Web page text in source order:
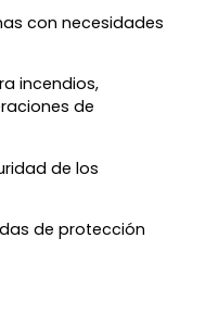
con necesidades
incendios,
de
de los
de protección